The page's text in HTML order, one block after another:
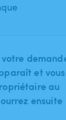
et vous
au
ensuite